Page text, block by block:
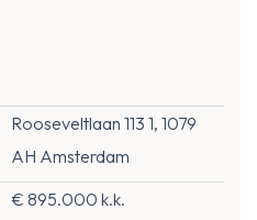
Rooseveltlaan 113 1, 1079
AH Amsterdam
€ 895.000 k.k.